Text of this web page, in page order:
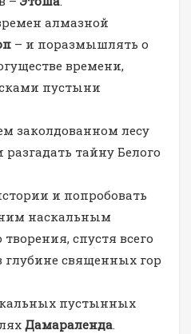
алмазной
– и поразмышлять о
времени,
пустыни
заколдованном лесу
тайну Белого
и попробовать
наскальным
спустя всего
глубине священных гор
пустынных
Дамараленда.